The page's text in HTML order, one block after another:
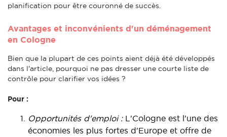
planification pour être couronné de succès.
Avantages et inconvénients d'un déménagement
en Cologne
Bien que la plupart de ces points aient déjà été développés
dans l'article, pourquoi ne pas dresser une courte liste de
contrôle pour clarifier vos idées ?
Pour :
Opportunités d'emploi :L'Cologne est l'une des
économies les plus fortes d'Europe et offre de